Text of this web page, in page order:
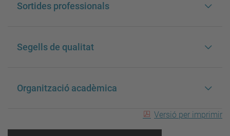
Sortides professionals
Segells de qualitat
Organització acadèmica
Versió per imprimir